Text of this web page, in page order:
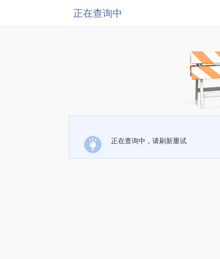
正在查询中
正在查询中，请刷新重试